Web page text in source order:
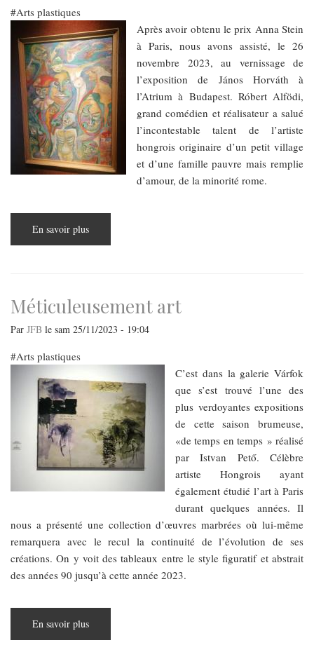
Arts plastiques
Après avoir obtenu le prix Anna Stein
à Paris, nous avons assisté, le 26
novembre 2023, au vernissage de
l’exposition de János Horváth à
l’Atrium à Budapest. Róbert Alfödi,
grand comédien et réalisateur a salué
l’incontestable talent de l’artiste
hongrois originaire d’un petit village
et d’une famille pauvre mais remplie
d’amour, de la minorité rome.
En savoir plus
de
Méticuleusement art
Par JFB le sam 25/11/2023 - 19:04
Arts plastiques
C’est dans la galerie Várfok
que s’est trouvé l’une des
plus verdoyantes expositions
de cette saison brumeuse,
«de temps en temps » réalisé
par Istvan Pető. Célèbre
artiste Hongrois ayant
également étudié l’art à Paris
durant quelques années. Il
nous a présenté une collection d’œuvres marbrées où lui-même
remarquera avec le recul la continuité de l’évolution de ses
créations. On y voit des tableaux entre le style figuratif et abstrait
des années 90 jusqu’à cette année 2023.
En savoir plus
art